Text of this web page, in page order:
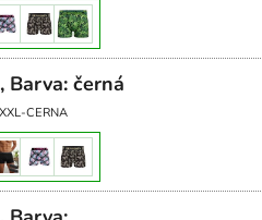
Barva: černá
CERNA